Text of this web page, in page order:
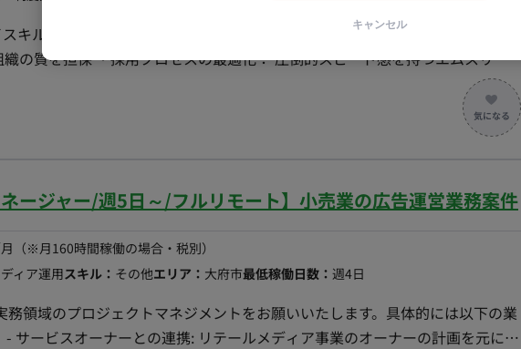
キル人材の獲得： エンジニア、PM、経営層クラスの採用を戦略設計から実
の質を担保 ・採用プロセスの最適化： 圧倒的スピード感を持つエムスリー
留まりの改善と候補者体験（CX）の向上を実現 ・エージェント・チャネルマ
ントとのリレーションを強化し、質の高い母集団形成 ■担当工程（業務範
トの定義・ペルソナ策定 ・採用チャネル（エージェント、ダイレクトリクル
体ネージャー/週5日～/フルリモート】小売業の広告運営業務案件
（※月160時間稼働の場合・税別）
ィア運用スキル： その他エリア： 大府市最低稼働日数： 週4日
務領域のプロジェクトマネジメントをお願いいたします。具体的には以下の業
キャンセル